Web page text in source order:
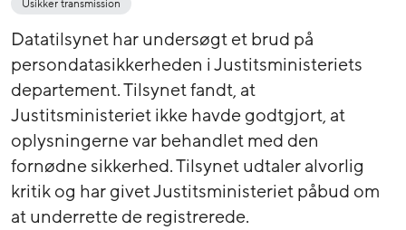
Usikker transmission
Datatilsynet har undersøgt et brud på
persondatasikkerheden i Justitsministeriets
departement. Tilsynet fandt, at
Justitsministeriet ikke havde godtgjort, at
oplysningerne var behandlet med den
fornødne sikkerhed. Tilsynet udtaler alvorlig
kritik og har givet Justitsministeriet påbud om
at underrette de registrerede.